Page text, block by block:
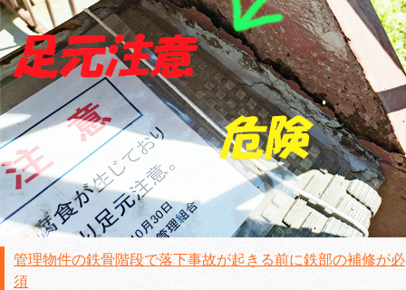
管理物件の鉄骨階段で落下事故が起きる前に鉄部の補修が必
須